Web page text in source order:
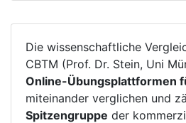
Die wissenschaftliche
CBTM (Prof. Dr. Stein, Uni
Online-Übungsplattformen
miteinander verglichen und
Spitzengruppe der